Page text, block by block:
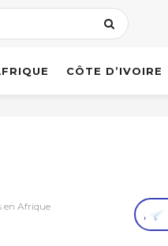
CÔTE D’IVOIRE
en Afrique
,